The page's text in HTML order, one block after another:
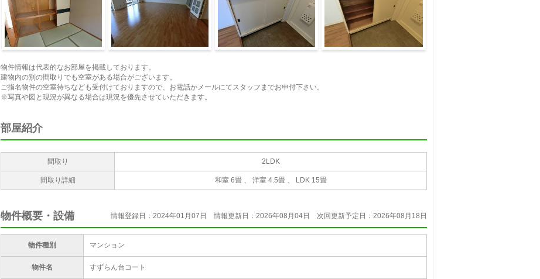
物件情報は代表的なお部屋を掲載しております。
建物内の別の間取りでも空室がある場合がございます。
ご指名物件の空室待ちなども受付けておりますので、お電話かメールにてスタッフまでお申付下さい。
※写真や図と現況が異なる場合は現況を優先させていただきます。
部屋紹介
間取り 2LDK
間取り詳細 和室 6畳 、 洋室 4.5畳 、 LDK 15畳
物件概要・設備 情報登録日：2024年01月07日 情報更新日：2026年08月04日 次回更新予定日：2026年08月18日
物件種別 マンション
物件名 すずらん台コート